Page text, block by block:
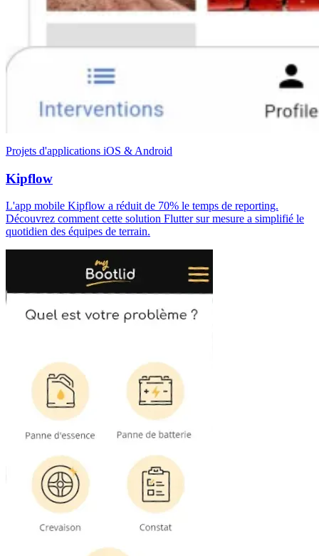
Projets d'applications iOS & Android
Kipflow
L'app mobile Kipflow a réduit de 70% le temps de reporting.
Découvrez comment cette solution Flutter sur mesure a simplifié le
quotidien des équipes de terrain.